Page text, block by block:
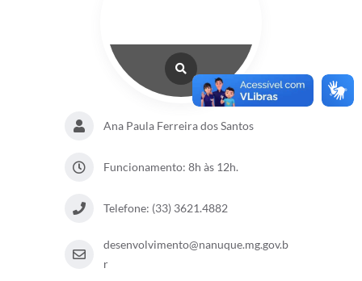
Ana Paula Ferreira dos Santos
Funcionamento: 8h às 12h.
Telefone: (33) 3621.4882
desenvolvimento@nanuque.mg.gov.b
r